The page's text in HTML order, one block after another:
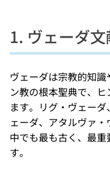
1. ヴェーダ文
ヴェーダは宗教的知
ン教の根本聖典で、
ます。リグ・ヴェー
ェーダ、アタルヴァ・
中でも最も古く、最
す。